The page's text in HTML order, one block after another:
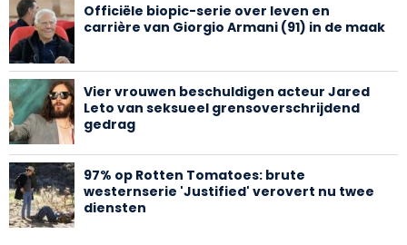
Officiële biopic-serie over leven en
carrière van Giorgio Armani (91) in de maak
Vier vrouwen beschuldigen acteur Jared
Leto van seksueel grensoverschrijdend
gedrag
97% op Rotten Tomatoes: brute
westernserie 'Justified' verovert nu twee
diensten